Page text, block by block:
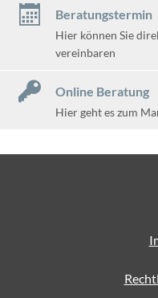
Beratungstermin
Hier können Sie
vereinbaren
Online Beratung
Hier geht es zum